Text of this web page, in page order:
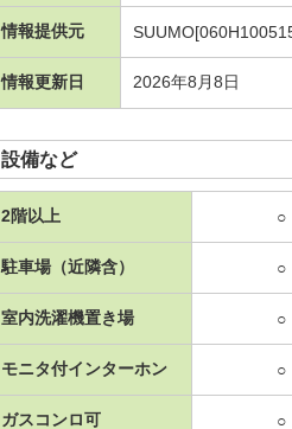
情報提供元
情報更新日 2026年8月8日
設備など
2階以上 ○
駐車場（近隣含） ○
室内洗濯機置き場 ○
モニタ付インターホン ○
ガスコンロ可 ○